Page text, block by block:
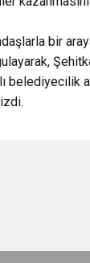
bir
belediyecilik